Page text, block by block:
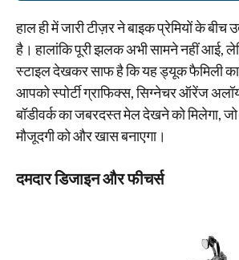
हाल ही में जारी टीज़र ने बाइक प्रेमियों के बीच
है। हालांकि पूरी झलक अभी सामने नहीं आई,
स्टाइल देखकर साफ है कि यह ड्यूक फैमिली
आपको स्पोर्टी ग्राफिक्स, सिग्नेचर ऑरेंज
बॉडीवर्क का जबरदस्त मेल देखने को मिलेगा,
मौजूदगी को और खास बनाएगा।
दमदार डिजाइन और फीचर्स